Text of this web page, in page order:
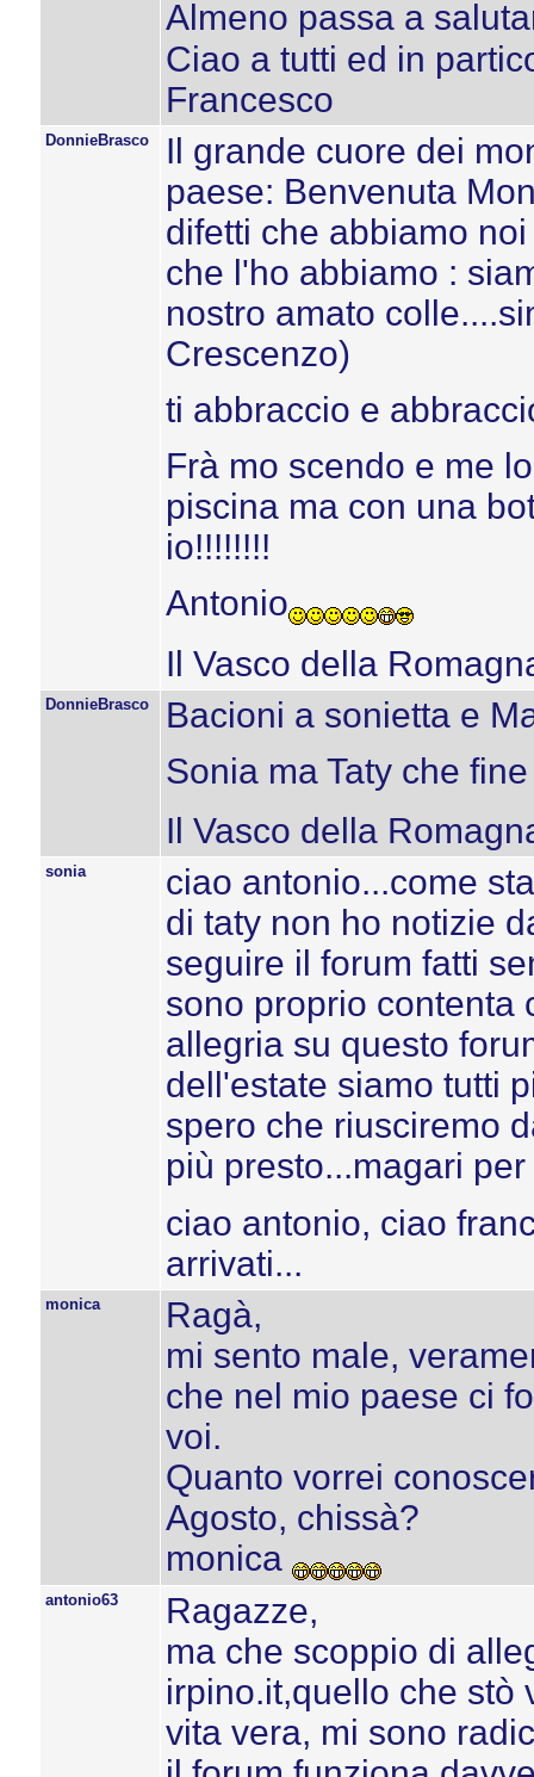
Almeno passa a
Ciao a tutti ed in
Francesco
DonnieBrasco
Il grande cuore dei
paese: Benvenuta
difetti che abbiamo
che l'ho abbiamo :
nostro amato
Crescenzo)
ti abbraccio e
Frà mo scendo e me
piscina ma con una
io!!!!!!!!
Antonio
Il Vasco della
DonnieBrasco
Bacioni a sonietta e
Sonia ma Taty che
Il Vasco della
sonia
ciao antonio...come
di taty non ho notizie
seguire il forum fatti
sono proprio contenta
allegria su questo
dell'estate siamo tutti
spero che riusciremo
più presto...magari
ciao antonio, ciao
arrivati...
monica
Ragà,
mi sento male,
che nel mio paese ci
voi.
Quanto vorrei
Agosto, chissà?
monica
antonio63
Ragazze,
ma che scoppio di
irpino.it,quello che stò
vita vera, mi sono